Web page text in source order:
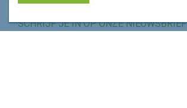
SCHRIJF JE IN OP ONZE NIEUWSBRIEF